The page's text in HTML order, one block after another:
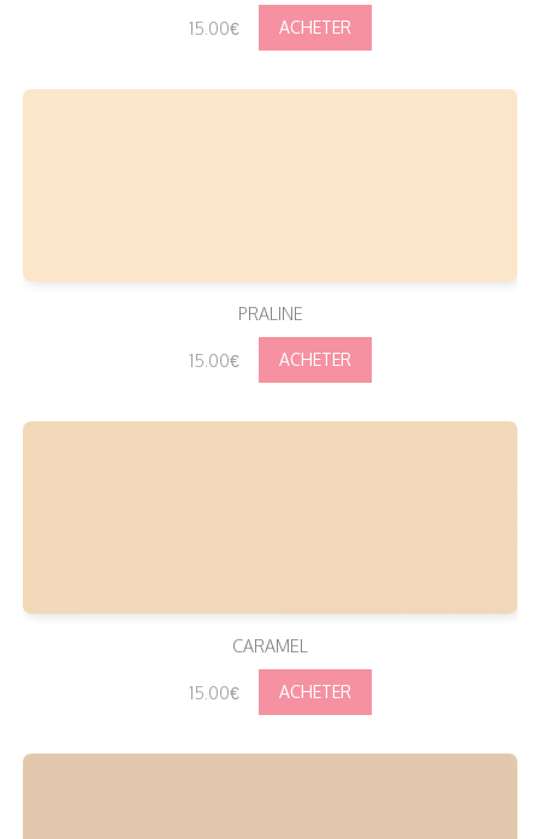
15.00€
PRALINE
15.00€
CARAMEL
15.00€